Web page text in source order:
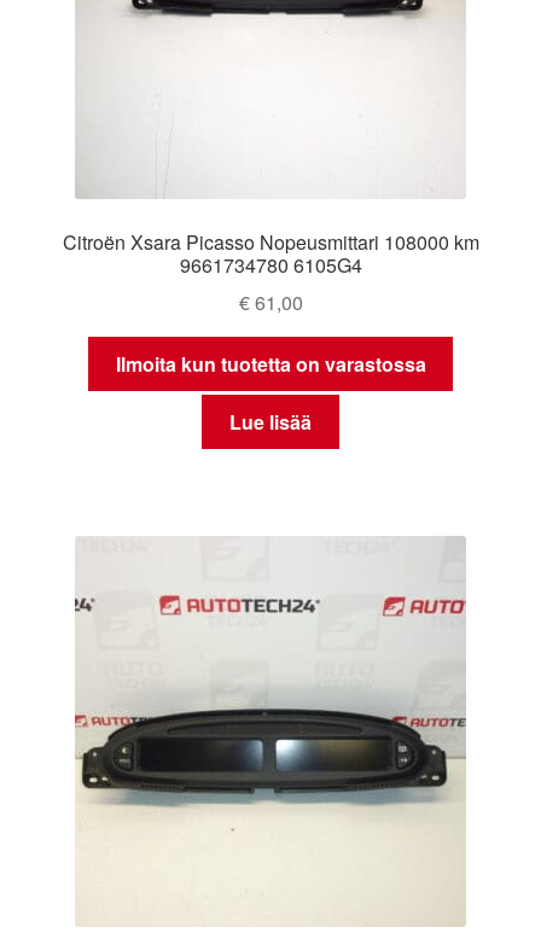
Citroën Xsara Picasso Nopeusmittari 108000 km
9661734780 6105G4
€61,00
Ilmoita kun tuotetta on varastossa
Lue lisää